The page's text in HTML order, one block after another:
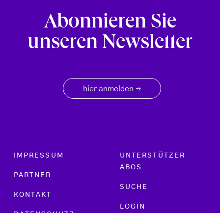
Abonnieren Sie
unseren Newsletter
hier anmelden →
Footer menu
IMPRESSUM
PARTNER
KONTAKT
UNTERSTÜTZER
ABOS
SUCHE
LOGIN